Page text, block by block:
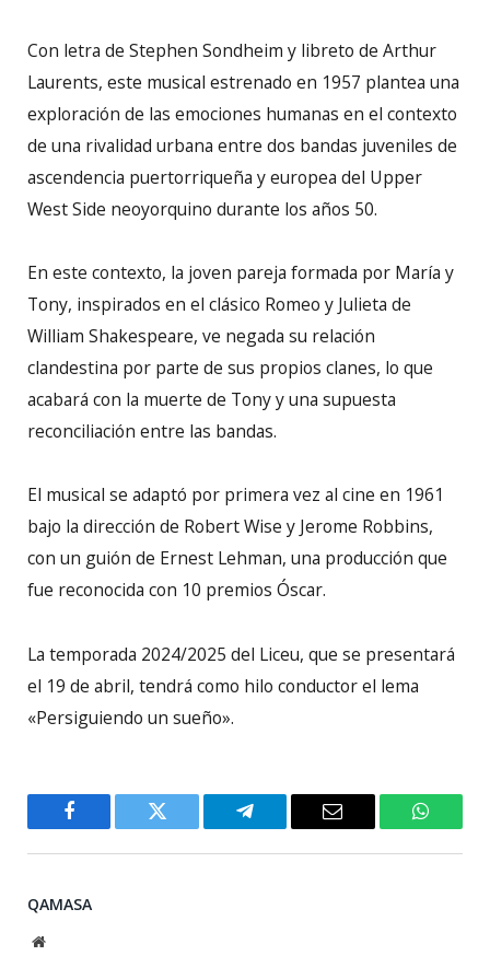
Con letra de Stephen Sondheim y libreto de Arthur
Laurents, este musical estrenado en 1957 plantea una
exploración de las emociones humanas en el contexto
de una rivalidad urbana entre dos bandas juveniles de
ascendencia puertorriqueña y europea del Upper
West Side neoyorquino durante los años 50.
En este contexto, la joven pareja formada por María y
Tony, inspirados en el clásico Romeo y Julieta de
William Shakespeare, ve negada su relación
clandestina por parte de sus propios clanes, lo que
acabará con la muerte de Tony y una supuesta
reconciliación entre las bandas.
El musical se adaptó por primera vez al cine en 1961
bajo la dirección de Robert Wise y Jerome Robbins,
con un guión de Ernest Lehman, una producción que
fue reconocida con 10 premios Óscar.
La temporada 2024/2025 del Liceu, que se presentará
el 19 de abril, tendrá como hilo conductor el lema
«Persiguiendo un sueño».
Facebook Twitter Telegram Email
QAMASA
Website